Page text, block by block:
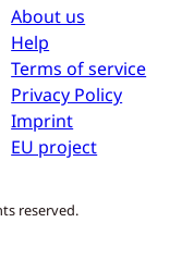
About us
Help
Terms of service
Privacy Policy
Imprint
EU project
reserved.